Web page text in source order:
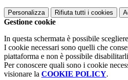
Personalizza Rifiuta tutti i cookies
Gestione cookie
In questa schermata è possibile
I cookie necessari sono quelli che
piattaforma e non è possibile
Per conoscere quali sono i cookie
visionare la COOKIE POLICY.